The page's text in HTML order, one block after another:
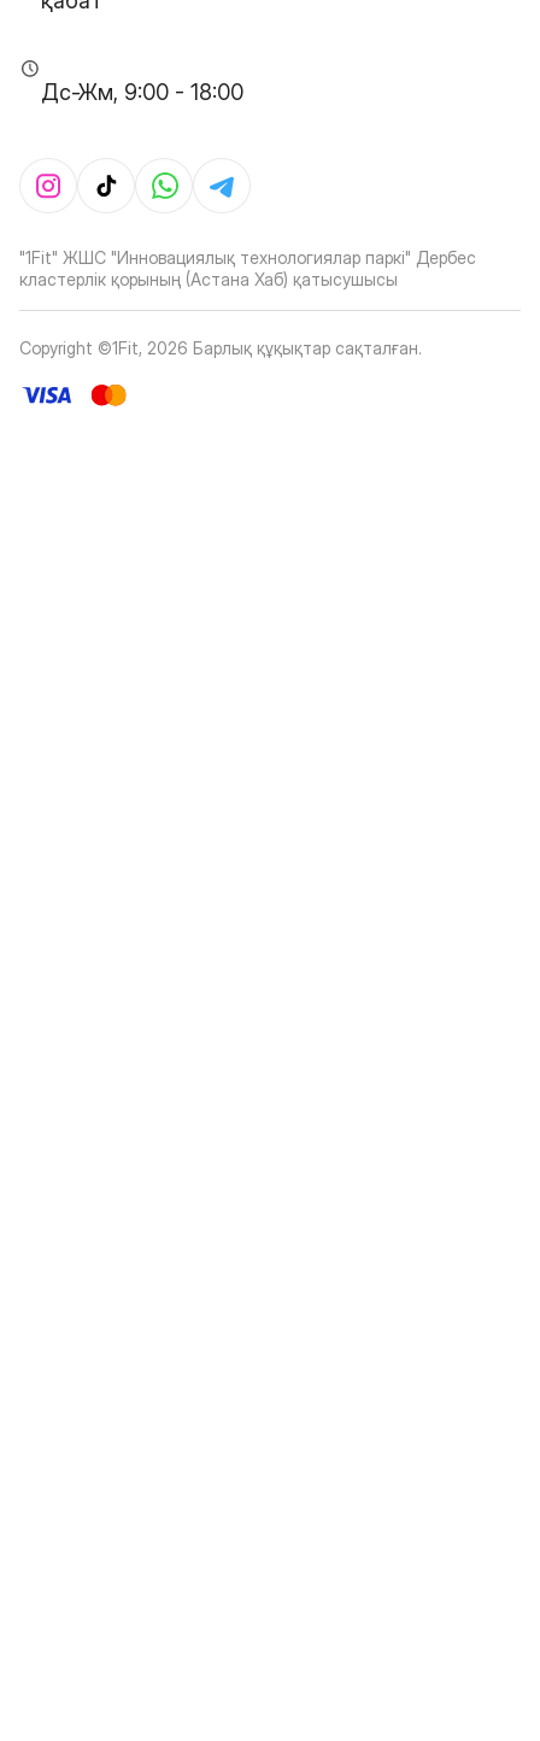
Дс-Жм, 9:00 - 18:00
"1Fit" ЖШС "Инновациялық технологиялар паркі" Дербес
кластерлік қорының (Астана Хаб) қатысушысы
Copyright ©1Fit, 2026 Барлық құқықтар сақталған.